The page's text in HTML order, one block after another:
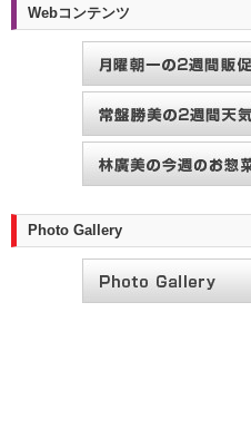
Webコンテンツ
Photo Gallery